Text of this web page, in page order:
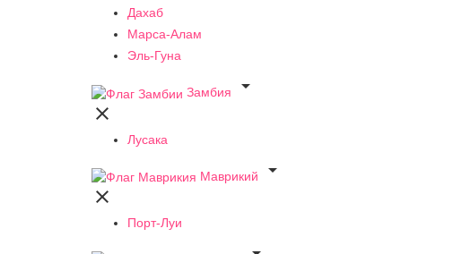
Дахаб
Марса-Алам
Эль-Гуна
Замбия


Лусака
Маврикий


Порт-Луи